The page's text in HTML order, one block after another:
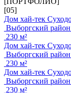
[05]
Дом хай-тек
Выборгский
230 м²
Дом хай-тек
Выборгский
230 м²
Дом хай-тек
Выборгский
230 м²